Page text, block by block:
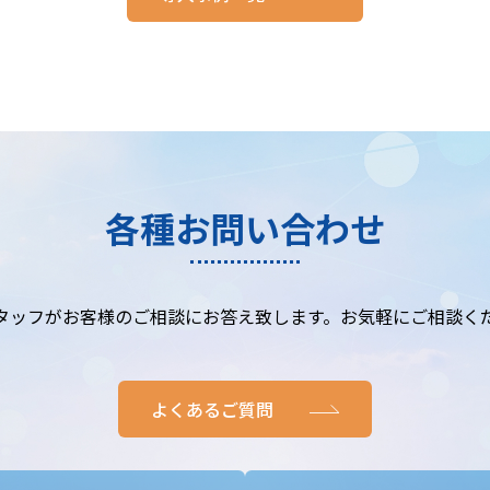
各種お問い合わせ
ッフがお客様のご相談にお答え致します。お気軽にご相談く
よくあるご質問